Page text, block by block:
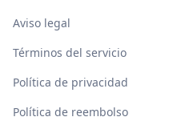
Aviso legal
Términos del servicio
Política de privacidad
Política de reembolso